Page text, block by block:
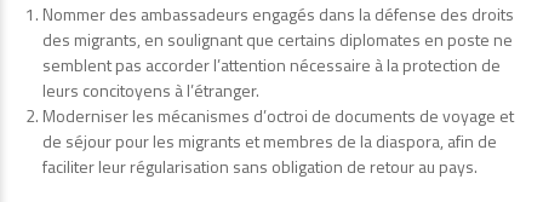
Nommer des ambassadeurs engagés dans la défense des droits
des migrants, en soulignant que certains diplomates en poste ne
semblent pas accorder l’attention nécessaire à la protection de
leurs concitoyens à l’étranger.
Moderniser les mécanismes d’octroi de documents de voyage et
de séjour pour les migrants et membres de la diaspora, afin de
faciliter leur régularisation sans obligation de retour au pays.